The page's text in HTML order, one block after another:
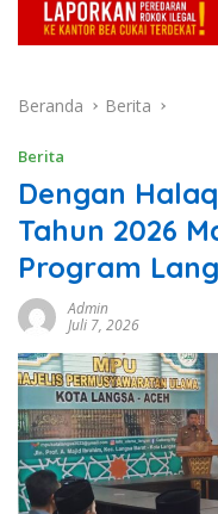
Beranda Berita
Berita
Dengan
Tahun 2026
Program
Admin
Juli 7, 2026